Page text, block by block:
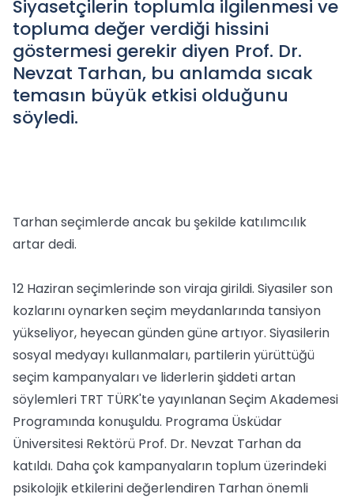
Siyasetçilerin toplumla ilgilenmesi ve
topluma değer verdiği hissini
göstermesi gerekir diyen Prof. Dr.
Nevzat Tarhan, bu anlamda sıcak
temasın büyük etkisi olduğunu
söyledi.
Tarhan seçimlerde ancak bu şekilde katılımcılık
artar dedi.
12 Haziran seçimlerinde son viraja girildi. Siyasiler son
kozlarını oynarken seçim meydanlarında tansiyon
yükseliyor, heyecan günden güne artıyor. Siyasilerin
sosyal medyayı kullanmaları, partilerin yürüttüğü
seçim kampanyaları ve liderlerin şiddeti artan
söylemleri TRT TÜRK'te yayınlanan Seçim Akademesi
Programında konuşuldu. Programa Üsküdar
Üniversitesi Rektörü Prof. Dr. Nevzat Tarhan da
katıldı. Daha çok kampanyaların toplum üzerindeki
psikolojik etkilerini değerlendiren Tarhan önemli